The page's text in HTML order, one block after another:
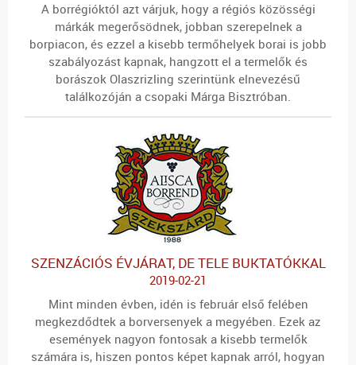
A borrégióktól azt várjuk, hogy a régiós közösségi
márkák megerősödnek, jobban szerepelnek a
borpiacon, és ezzel a kisebb termőhelyek borai is jobb
szabályozást kapnak, hangzott el a termelők és
borászok Olaszrizling szerintünk elnevezésű
találkozóján a csopaki Márga Bisztróban.
SZENZÁCIÓS ÉVJÁRAT, DE TELE BUKTATÓKKAL
2019-02-21
Mint minden évben, idén is február első felében
megkezdődtek a borversenyek a megyében. Ezek az
események nagyon fontosak a kisebb termelők
számára is, hiszen pontos képet kapnak arról, hogyan